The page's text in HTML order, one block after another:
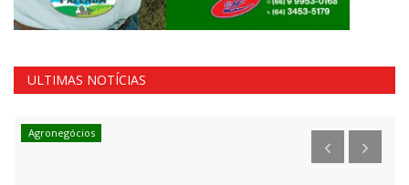
ULTIMAS NOTÍCIAS
Agronegócios